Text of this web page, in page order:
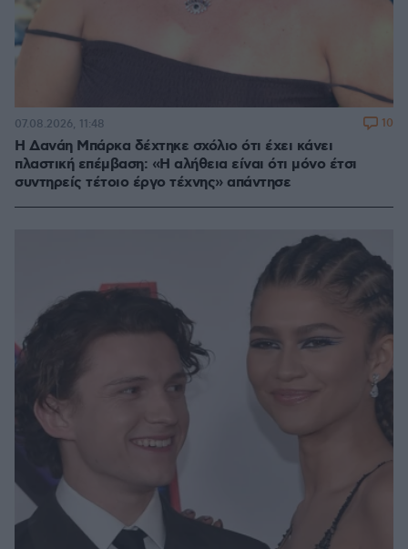
Η Δανάη Μπάρκα δέχτηκε σχόλιο ότι έχει κάνει
πλαστική επέμβαση: «Η αλήθεια είναι ότι μόνο έτσι
συντηρείς τέτοιο έργο τέχνης» απάντησε
07.08.2026, 11:48 10